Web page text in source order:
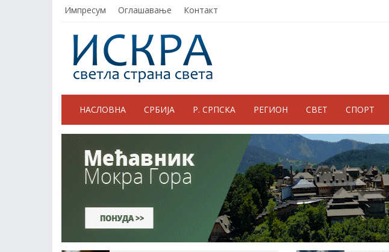
Импресум Оглашавање Контакт
НАСЛОВНА СРБИЈА Р. СРПСКА РЕГИОН СВЕТ СПОРТ